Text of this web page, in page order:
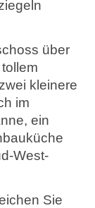
über
kleinere
im
ein
West-
Sie